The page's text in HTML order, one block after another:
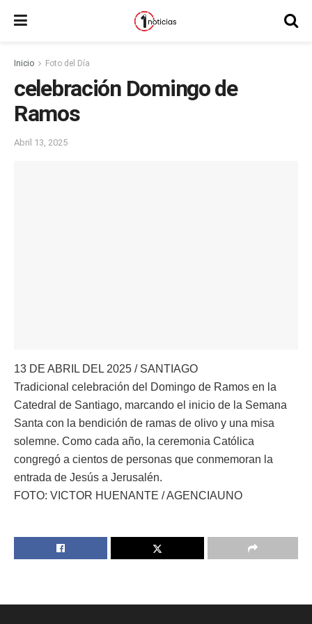
Inicio Foto del Día
celebración Domingo de
Ramos
Abril 13, 2025
13 DE ABRIL DEL 2025 / SANTIAGO
Tradicional celebración del Domingo de Ramos en la
Catedral de Santiago, marcando el inicio de la Semana
Santa con la bendición de ramas de olivo y una misa
solemne. Como cada año, la ceremonia Católica
congregó a cientos de personas que conmemoran la
entrada de Jesús a Jerusalén.
FOTO: VICTOR HUENANTE / AGENCIAUNO